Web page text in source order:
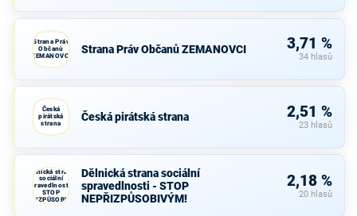
Strana Práv
Občanů
ZEMANOVCI
Strana Práv Občanů ZEMANOVCI 3,71 %
34 hlasů
Česká
pirátská
strana
Česká pirátská strana 2,51 %
23 hlasů
Dělnická strana
sociální
spravedlnosti -
STOP
NEPŘIZPŮSOBIVÝM!
Dělnická strana sociální
spravedlnosti - STOP
NEPŘIZPŮSOBIVÝM!
2,18 %
20 hlasů